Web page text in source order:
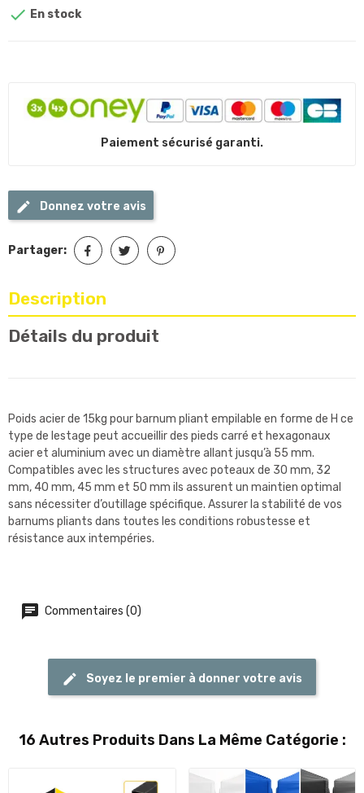
 En stock
Paiement sécurisé garanti.
Donnez votre avis
Partager:
Description
Détails du produit
Poids acier de 15kg pour barnum pliant empilable en forme de H ce
type de lestage peut accueillir des pieds carré et hexagonaux
acier et aluminium avec un diamètre allant jusqu’à 55 mm.
Compatibles avec les structures avec poteaux de 30 mm, 32
mm, 40 mm, 45 mm et 50 mm ils assurent un maintien optimal
sans nécessiter d’outillage spécifique. Assurer la stabilité de vos
barnums pliants dans toutes les conditions robustesse et
résistance aux intempéries.
Commentaires (0)
Soyez le premier à donner votre avis
16 Autres Produits Dans La Même Catégorie :